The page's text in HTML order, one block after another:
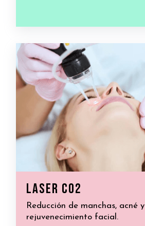
laser co2
Reducción de manchas, acné y
rejuvenecimiento facial.